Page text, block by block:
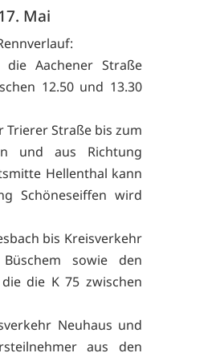
Mai
Aachener Straße
12.50 und 13.30
Trierer Straße bis zum
und aus Richtung
Hellenthal kann
Schöneseiffen wird
bis Kreisverkehr
sowie den
die K 75 zwischen
Neuhaus und
aus den